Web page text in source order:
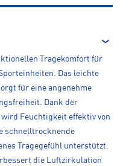
Tragekomfort für
Das leichte
für eine angenehme
Dank der
Feuchtigkeit effektiv von
schnelltrocknende
Tragegefühl unterstützt.
die Luftzirkulation